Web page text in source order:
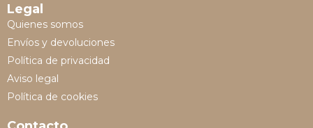
Legal
Quienes somos
Envíos y devoluciones
Política de privacidad
Aviso legal
Política de cookies